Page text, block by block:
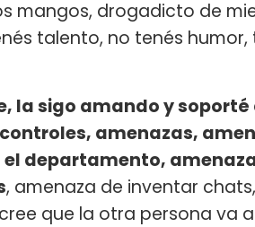
mangos, drogadicto de
talento, no tenés humor,
la sigo amando y
amenazas,
departamento,
, amenaza de inventar
que la otra persona va